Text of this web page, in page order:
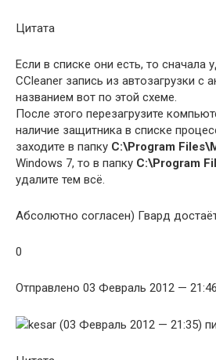
Цитата
Если в списке они есть, то
CCleaner запись из автозагрузки с
названием вот по этой схеме.
После этого перезагрузите
наличие защитника в списке
заходите в папку C:\Program
Windows 7, то в папку C:\Program
удалите тем всё.
Абсолютно согласен) Гвард
0
Отправлено 03 Февраль 2012 — 21:46
kesar (03 Февраль 2012 — 21:35)